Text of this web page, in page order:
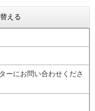
える
ーにお問い合わせくださ